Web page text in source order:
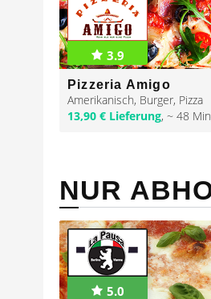
3.9
Pizzeria Amigo
Amerikanisch, Burger, Pizza
13,90 € Lieferung, ~ 48 Min
NUR
5.0